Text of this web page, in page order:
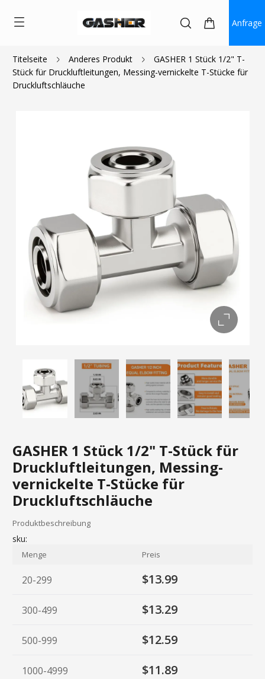
Anfrage
Titelseite Anderes Produkt
GASHER 1 Stück 1/2" T-
Stück für Druckluftleitungen, Messing-vernickelte T-Stücke für
Druckluftschläuche
GASHER 1 Stück 1/2" T-Stück für
Druckluftleitungen, Messing-
vernickelte T-Stücke für
Druckluftschläuche
$11.19~$13.99
Produktbeschreibung
sku:
Menge Preis
20-299 $13.99
300-499 $13.29
500-999 $12.59
1000-4999 $11.89